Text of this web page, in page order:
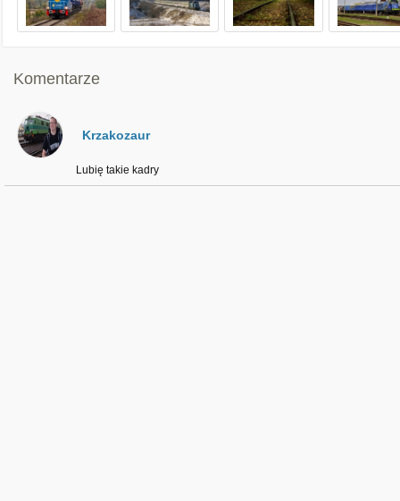
Komentarze
Krzakozaur
Lubię takie kadry